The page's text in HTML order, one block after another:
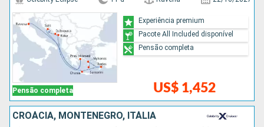
Pensão completa US$ 1,452
Experiência premium
Pacote All Included disponível
Pensão completa
CROÁCIA, MONTENEGRO, ITÁLIA